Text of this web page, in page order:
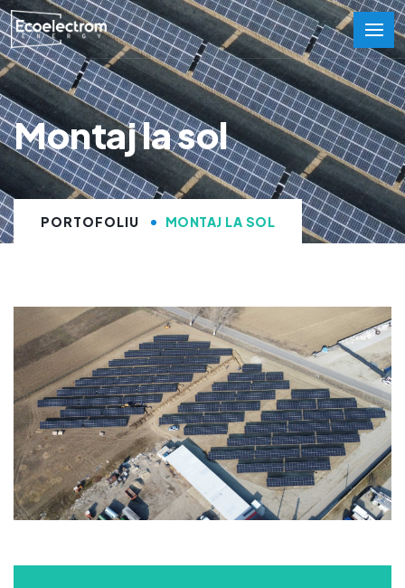
Montaj la sol
PORTOFOLIU MONTAJ LA SOL